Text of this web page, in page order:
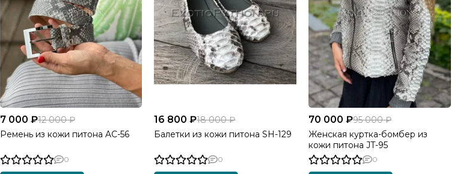
7 000 ₽12 000 ₽
Ремень из кожи питона AC-56
0
16 800 ₽18 000 ₽
Балетки из кожи питона SH-129
0
70 000 ₽95 000 ₽
Женская куртка-бомбер из
кожи питона JT-95
0